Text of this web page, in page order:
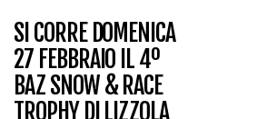
SI CORRE DOMENICA
27 FEBBRAIO IL 4º
BAZ SNOW & RACE
TROPHY DI LIZZOLA